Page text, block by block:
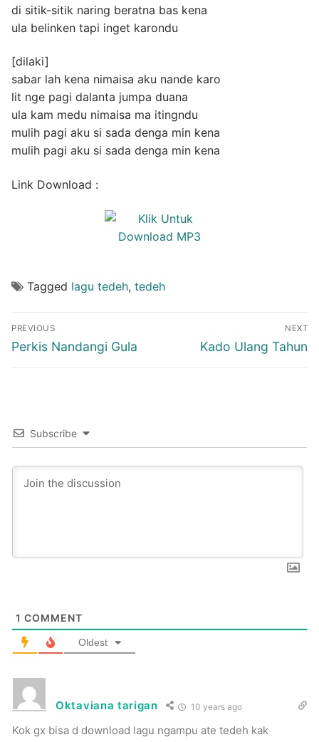
di sitik-sitik naring beratna bas kena
ula belinken tapi inget karondu
[dilaki]
sabar lah kena nimaisa aku nande karo
lit nge pagi dalanta jumpa duana
ula kam medu nimaisa ma itingndu
mulih pagi aku si sada denga min kena
mulih pagi aku si sada denga min kena
Link Download :
Tagged lagu tedeh, tedeh
Post
navigation
PREVIOUS
Previous
Perkis Nandangi Gula
NEXT
Next
Kado Ulang Tahun
Subscribe
1 COMMENT
Oldest
Oktaviana tarigan 10 years ago
Kok gx bisa d download lagu ngampu ate tedeh kak